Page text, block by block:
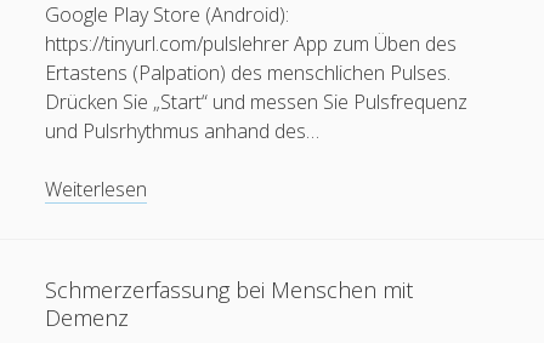
Google Play Store (Android):
https://tinyurl.com/pulslehrer App zum Üben des
Ertastens (Palpation) des menschlichen Pulses.
Drücken Sie „Start“ und messen Sie Pulsfrequenz
und Pulsrhythmus anhand des…
Weiterlesen
Pulsmessung
üben
Schmerzerfassung bei Menschen mit
Demenz